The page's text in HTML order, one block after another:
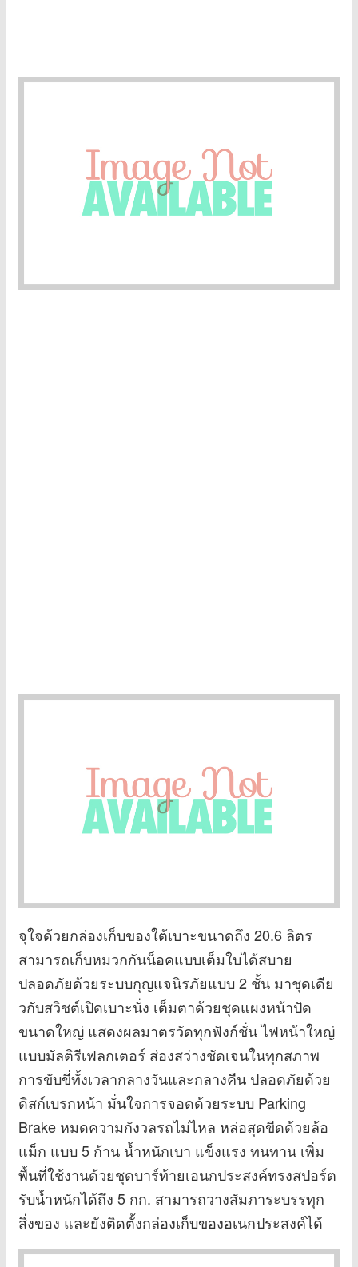
จุใจด้วยกล่องเก็บของใต้เบาะขนาดถึง 20.6 ลิตร
สามารถเก็บหมวกกันน็อคแบบเต็มใบได้สบาย
ปลอดภัยด้วยระบบกุญแจนิรภัยแบบ 2 ชั้น มาชุดเดีย
วกับสวิชต์เปิดเบาะนั่ง เต็มตาด้วยชุดแผงหน้าปัด
ขนาดใหญ่ แสดงผลมาตรวัดทุกฟังก์ชั่น ไฟหน้าใหญ่
แบบมัลติรีเฟลกเตอร์ ส่องสว่างชัดเจนในทุกสภาพ
การขับขี่ทั้งเวลากลางวันและกลางคืน ปลอดภัยด้วย
ดิสก์เบรกหน้า มั่นใจการจอดด้วยระบบ Parking
Brake หมดความกังวลรถไม่ไหล หล่อสุดขีดด้วยล้อ
แม็ก แบบ 5 ก้าน น้ำหนักเบา แข็งแรง ทนทาน เพิ่ม
พื้นที่ใช้งานด้วยชุดบาร์ท้ายเอนกประสงค์ทรงสปอร์ต
รับน้ำหนักได้ถึง 5 กก. สามารถวางสัมภาระบรรทุก
สิ่งของ และยังติดตั้งกล่องเก็บของอเนกประสงค์ได้